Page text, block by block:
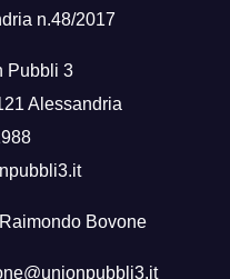
n.48/2017
Pubbli 3
Alessandria
Bovone